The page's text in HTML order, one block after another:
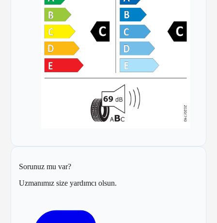
Sorunuz mu var?
Uzmanımız size yardımcı olsun.